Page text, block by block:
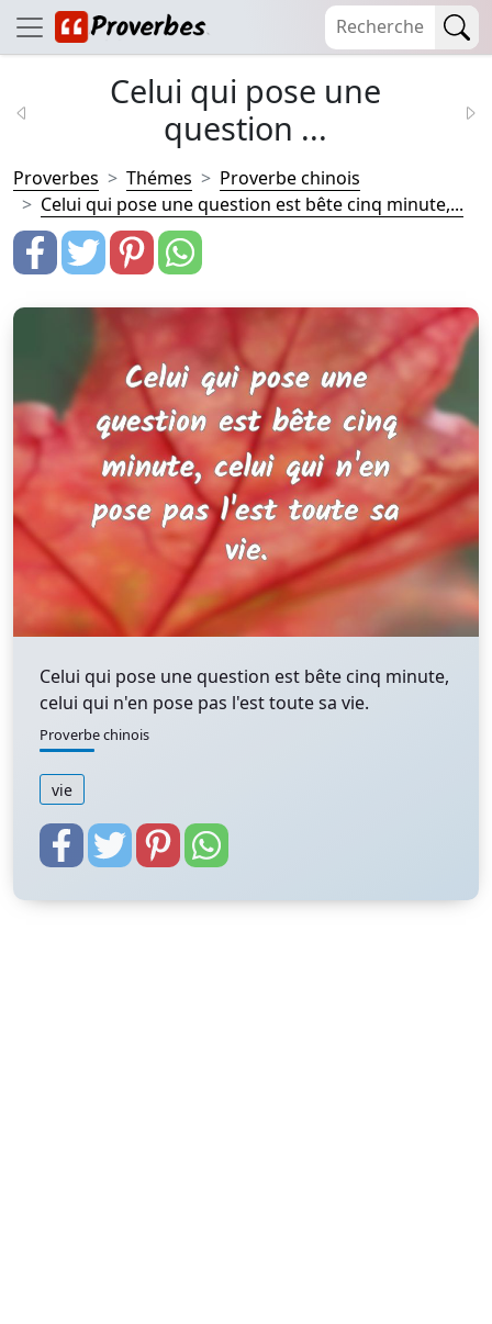
Celui qui pose une
question ...
Proverbes Thémes
Proverbe chinois
Celui qui pose une question est bête cinq minute,...
Celui qui pose une question est bête cinq minute,
celui qui n'en pose pas l'est toute sa vie.
Proverbe chinois
vie